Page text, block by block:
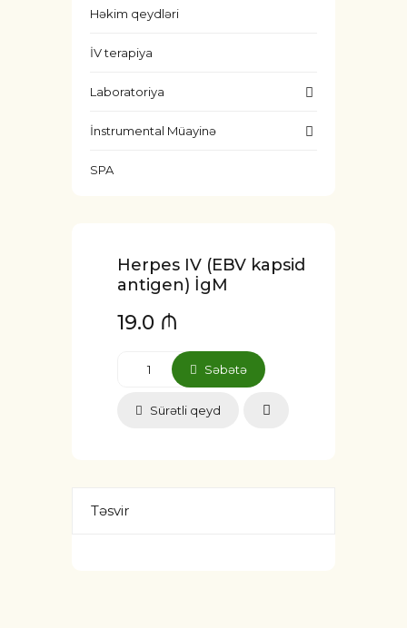
Həkim qeydləri
İV terapiya
Laboratoriya
İnstrumental Müayinə
SPA
Herpes IV (EBV kapsid
antigen) İgM
19.0 ₼
Səbətə
Sürətli qeyd
Təsvir